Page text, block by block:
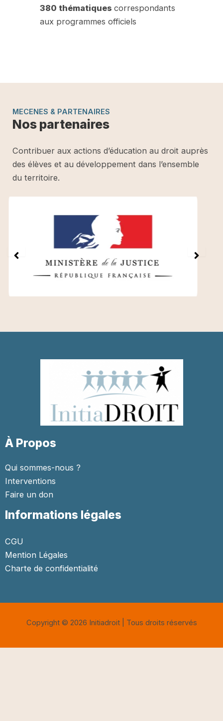
380 thématiquescorrespondants
aux programmes officiels
MECENES & PARTENAIRES
Nos partenaires
Contribuer aux actions d’éducation au droit auprès
des élèves et au développement dans l’ensemble
du territoire.
À Propos
Qui sommes-nous ?
Interventions
Faire un don
Informations légales
CGU
Mention Légales
Charte de confidentialité
Copyright © 2026 Initiadroit | Tous droits réservés